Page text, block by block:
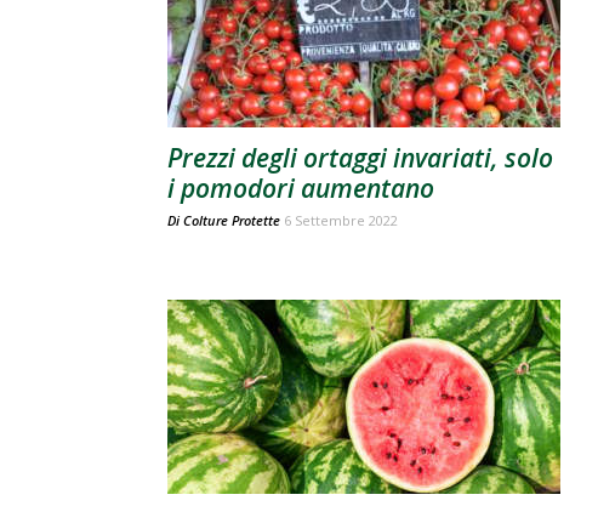
Prezzi degli ortaggi invariati, solo
i pomodori aumentano
Di Colture Protette 6 Settembre 2022